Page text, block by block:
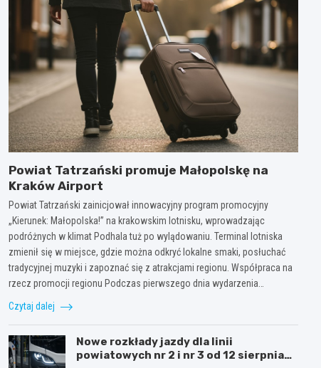
Powiat Tatrzański promuje Małopolskę na
Kraków Airport
Powiat Tatrzański zainicjował innowacyjny program promocyjny
„Kierunek: Małopolska!” na krakowskim lotnisku, wprowadzając
podróżnych w klimat Podhala tuż po wylądowaniu. Terminal lotniska
zmienił się w miejsce, gdzie można odkryć lokalne smaki, posłuchać
tradycyjnej muzyki i zapoznać się z atrakcjami regionu. Współpraca na
rzecz promocji regionu Podczas pierwszego dnia wydarzenia…
Czytaj dalej
Nowe rozkłady jazdy dla linii
powiatowych nr 2 i nr 3 od 12 sierpnia